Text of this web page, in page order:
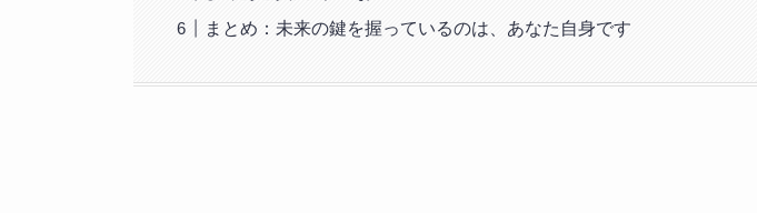
まとめ：未来の鍵を握っているのは、あなた自身です